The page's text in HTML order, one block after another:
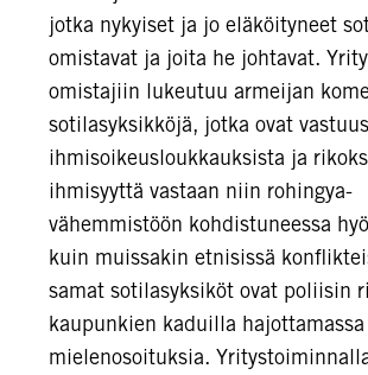
jotka nykyiset ja jo eläköityneet
omistavat ja joita he johtavat.
omistajiin lukeutuu armeijan
sotilasyksikköjä, jotka ovat
ihmisoikeusloukkauksista ja
ihmisyyttä vastaan niin rohingya-
vähemmistöön kohdistuneessa
kuin muissakin etnisissä
samat sotilasyksiköt ovat poliisin
kaupunkien kaduilla
mielenosoituksia.